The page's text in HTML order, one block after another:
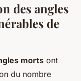
des angles
de
morts ont
du nombre